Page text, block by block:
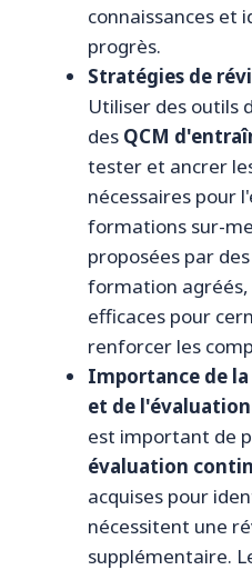
connaissances et
progrès.
Stratégies de
Utiliser des outils
des QCM
tester et ancrer
nécessaires pour
formations sur-
proposées par
formation
efficaces pour
renforcer les
Importance de
et de
est important de
évaluation
acquises pour
nécessitent une
supplémentaire.